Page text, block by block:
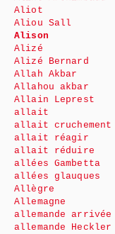
Aliot
Aliou Sall
Alison
Alizé
Alizé Bernard
Allah Akbar
Allahou akbar
Allain Leprest
allait
allait cruchement
allait réagir
allait réduire
allées Gambetta
allées glauques
Allègre
Allemagne
allemande arrivée
allemande Heckler